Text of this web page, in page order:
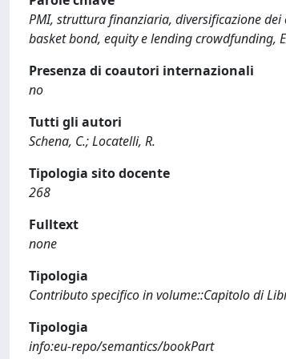
PMI, struttura finanziaria, diversificazione
basket bond, equity e lending crowdfunding,
Presenza di coautori internazionali
no
Tutti gli autori
Schena, C.; Locatelli, R.
Tipologia sito docente
268
Fulltext
none
Tipologia
Contributo specifico in volume::Capitolo di
Tipologia
info:eu-repo/semantics/bookPart